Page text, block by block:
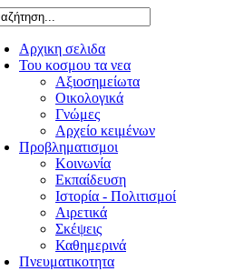
Αρχικη σελιδα
Του κοσμου τα νεα
Αξιοσημείωτα
Οικολογικά
Γνώμες
Αρχείο κειμένων
Προβληματισμοι
Κοινωνία
Εκπαίδευση
Ιστορία - Πολιτισμοί
Αιρετικά
Σκέψεις
Καθημερινά
Πνευματικοτητα